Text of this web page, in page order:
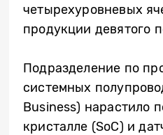
четырехуровневых
продукции девятого
Подразделение по
системных
Business) нарастило
кристалле (SoC) и